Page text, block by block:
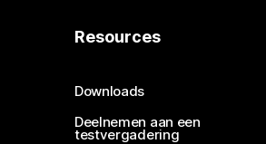
Resources
Downloads
Deelnemen aan een
testvergadering